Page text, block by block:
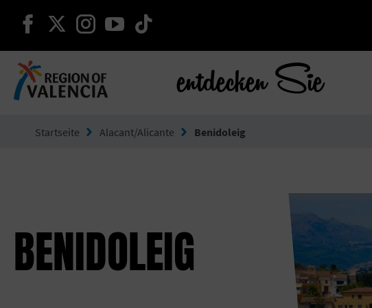
weiter auf facebook
weiter auf twitter
weiter auf instagram
weiter auf youtube
entdecken Sie
Startseite Alacant/Alicante Benidoleig
BENIDOLEIG